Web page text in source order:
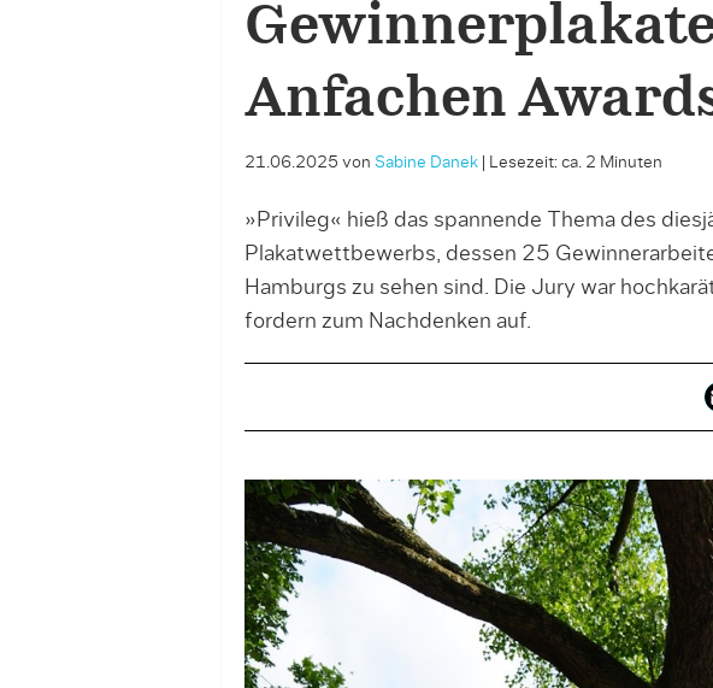
Gewinnerplakate
Anfachen
21.06.2025 von Sabine Danek| Lesezeit: ca. 2 Minuten
»Privileg« hieß das spannende Thema des
Plakatwettbewerbs, dessen 25
Hamburgs zu sehen sind. Die Jury war
fordern zum Nachdenken auf.